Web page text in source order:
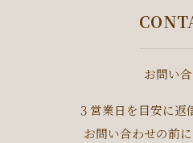
お問い
３営業日を目安に返
お問い合わせの前に